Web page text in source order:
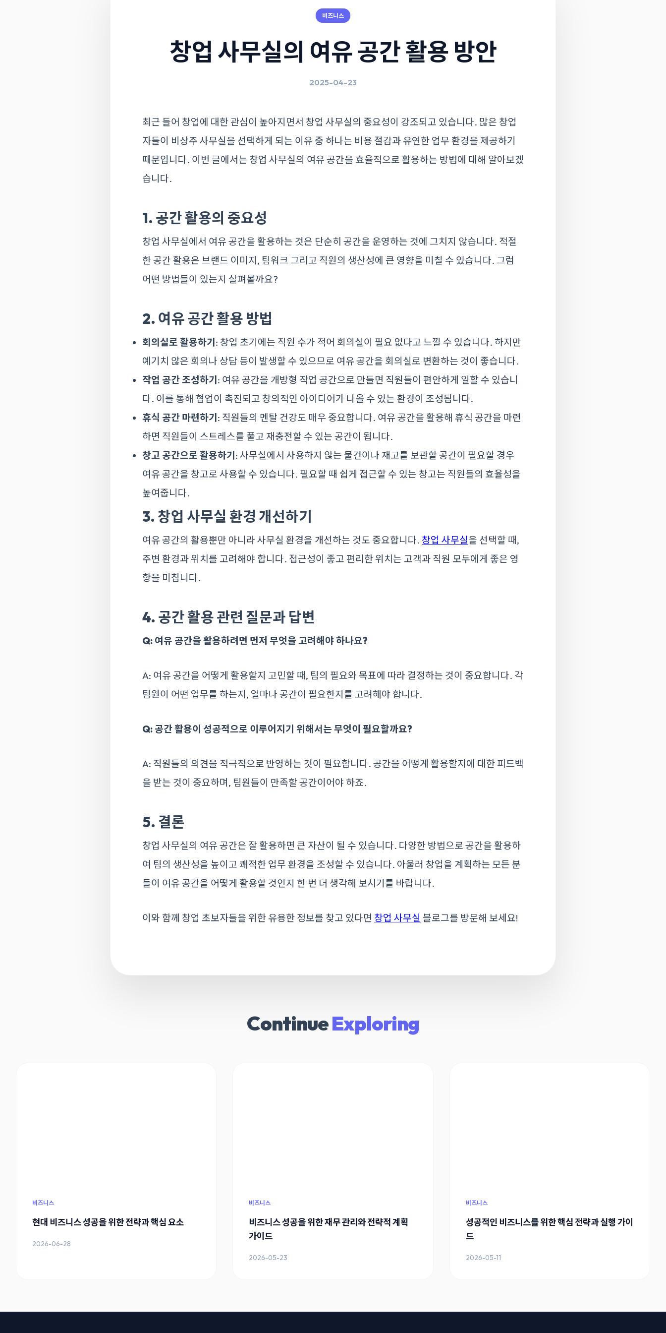
비즈니스
창업 사무실의 여유 공간 활용 방안
2025-04-23
최근 들어 창업에 대한 관심이 높아지면서 창업 사무실의 중요성이 강조되고 있습니다. 많은 창업
자들이 비상주 사무실을 선택하게 되는 이유 중 하나는 비용 절감과 유연한 업무 환경을 제공하기
때문입니다. 이번 글에서는 창업 사무실의 여유 공간을 효율적으로 활용하는 방법에 대해 알아보겠
습니다.
1. 공간 활용의 중요성
창업 사무실에서 여유 공간을 활용하는 것은 단순히 공간을 운영하는 것에 그치지 않습니다. 적절
한 공간 활용은 브랜드 이미지, 팀워크 그리고 직원의 생산성에 큰 영향을 미칠 수 있습니다. 그럼
어떤 방법들이 있는지 살펴볼까요?
2. 여유 공간 활용 방법
회의실로 활용하기 : 창업 초기에는 직원 수가 적어 회의실이 필요 없다고 느낄 수 있습니다. 하지만
예기치 않은 회의나 상담 등이 발생할 수 있으므로 여유 공간을 회의실로 변환하는 것이 좋습니다.
작업 공간 조성하기 : 여유 공간을 개방형 작업 공간으로 만들면 직원들이 편안하게 일할 수 있습니
다. 이를 통해 협업이 촉진되고 창의적인 아이디어가 나올 수 있는 환경이 조성됩니다.
휴식 공간 마련하기 : 직원들의 멘탈 건강도 매우 중요합니다. 여유 공간을 활용해 휴식 공간을 마련
하면 직원들이 스트레스를 풀고 재충전할 수 있는 공간이 됩니다.
창고 공간으로 활용하기 : 사무실에서 사용하지 않는 물건이나 재고를 보관할 공간이 필요할 경우
여유 공간을 창고로 사용할 수 있습니다. 필요할 때 쉽게 접근할 수 있는 창고는 직원들의 효율성을
높여줍니다.
3. 창업 사무실 환경 개선하기
여유 공간의 활용뿐만 아니라 사무실 환경을 개선하는 것도 중요합니다. 창업 사무실을 선택할 때,
주변 환경과 위치를 고려해야 합니다. 접근성이 좋고 편리한 위치는 고객과 직원 모두에게 좋은 영
향을 미칩니다.
4. 공간 활용 관련 질문과 답변
Q: 여유 공간을 활용하려면 먼저 무엇을 고려해야 하나요?
A: 여유 공간을 어떻게 활용할지 고민할 때, 팀의 필요와 목표에 따라 결정하는 것이 중요합니다. 각
팀원이 어떤 업무를 하는지, 얼마나 공간이 필요한지를 고려해야 합니다.
Q: 공간 활용이 성공적으로 이루어지기 위해서는 무엇이 필요할까요?
A: 직원들의 의견을 적극적으로 반영하는 것이 필요합니다. 공간을 어떻게 활용할지에 대한 피드백
을 받는 것이 중요하며, 팀원들이 만족할 공간이어야 하죠.
5. 결론
창업 사무실의 여유 공간은 잘 활용하면 큰 자산이 될 수 있습니다. 다양한 방법으로 공간을 활용하
여 팀의 생산성을 높이고 쾌적한 업무 환경을 조성할 수 있습니다. 아울러 창업을 계획하는 모든 분
들이 여유 공간을 어떻게 활용할 것인지 한 번 더 생각해 보시기를 바랍니다.
이와 함께 창업 초보자들을 위한 유용한 정보를 찾고 있다면 창업 사무실 블로그를 방문해 보세요!
ContinueExploring
비즈니스
현대 비즈니스 성공을 위한 전략과 핵심 요소
2026-06-28
비즈니스
비즈니스 성공을 위한 재무 관리와 전략적 계획
가이드
2026-05-23
비즈니스
성공적인 비즈니스를 위한 핵심 전략과 실행 가이
드
2026-05-11